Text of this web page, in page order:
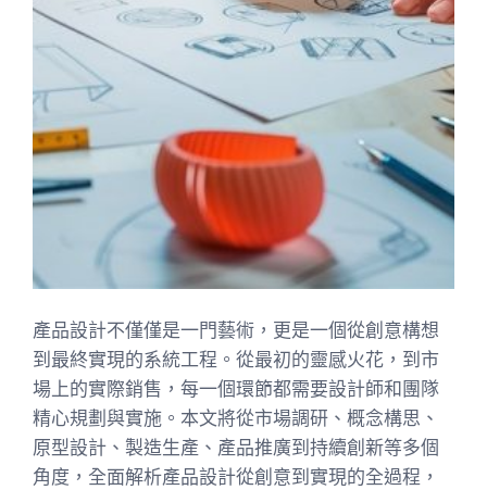
產品設計不僅僅是一門藝術，更是一個從創意構想
到最終實現的系統工程。從最初的靈感火花，到市
場上的實際銷售，每一個環節都需要設計師和團隊
精心規劃與實施。本文將從市場調研、概念構思、
原型設計、製造生產、產品推廣到持續創新等多個
角度，全面解析產品設計從創意到實現的全過程，